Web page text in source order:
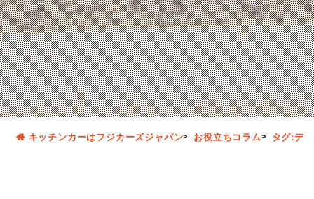
キッチンカーはフジカーズジャパン お役立ちコラム タグ:デ